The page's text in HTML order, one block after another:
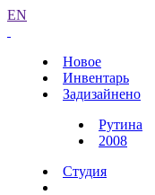
EN
Новое
Инвентарь
Задизайнено
Рутина
2008
Студия